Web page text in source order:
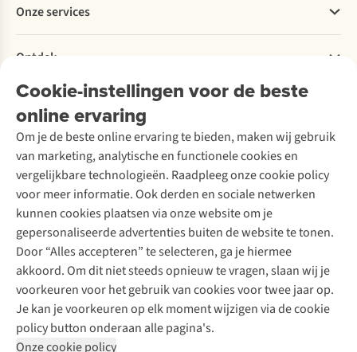
Cookie-instellingen voor de beste
online ervaring
Om je de beste online ervaring te bieden, maken wij gebruik
van marketing, analytische en functionele cookies en
vergelijkbare technologieën. Raadpleeg onze cookie policy
voor meer informatie. Ook derden en sociale netwerken
kunnen cookies plaatsen via onze website om je
gepersonaliseerde advertenties buiten de website te tonen.
Door “Alles accepteren” te selecteren, ga je hiermee
akkoord. Om dit niet steeds opnieuw te vragen, slaan wij je
voorkeuren voor het gebruik van cookies voor twee jaar op.
Je kan je voorkeuren op elk moment wijzigen via de cookie
policy button onderaan alle pagina's.
Onze cookie policy
Levering
Retourneren
Bestelling herroepen
Garantie
Contact
Explore More
Verantwoord ondernemen
Over Ayacucho
Onze winkels
Over A.S.Adventure
Toegankelijkheidsverklaring
Onze services
Ski-onderhoud
Wasservice
Schoenonderhoud
Schoenherstelling
Kledingherstelling
Retouches
Voor bedrijven
Ontdek
A.S.Magazine
Podcast
Explore Academy
Explore Camp
Gear Check
Inspiratie & advies
Meld je aan voor de nieuwsbrief
Follow us
Disclaimer Privacy Policy
Algemene voorwaarden
Cookie Policy